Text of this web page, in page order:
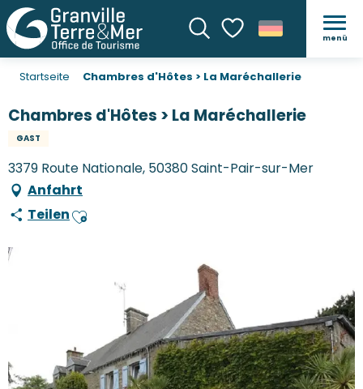
SucheVoir les favoris
menü
Startseite Chambres d'Hôtes > La Maréchallerie
Chambres d'Hôtes > La Maréchallerie
GAST
3379 Route Nationale, 50380 Saint-Pair-sur-Mer
Anfahrt
TeilenAjouter aux favoris